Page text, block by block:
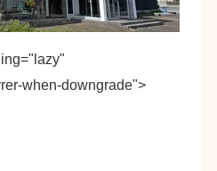
when-downgrade">